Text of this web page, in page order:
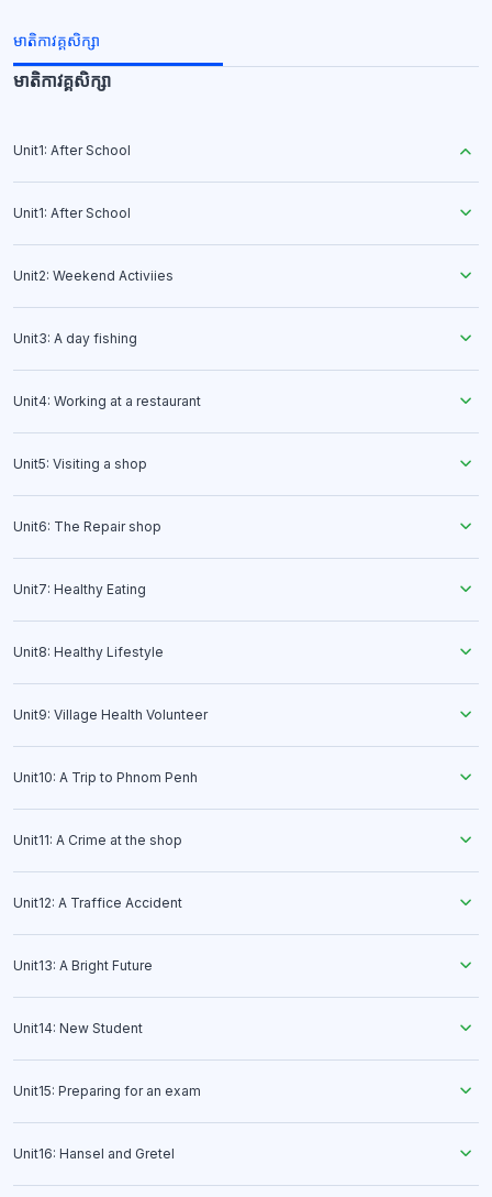
មាតិកាវគ្គសិក្សា
មាតិកាវគ្គសិក្សា
Unit1: After School
Unit1: After School
Unit2: Weekend Activiies
Unit3: A day fishing
Unit4: Working at a restaurant
Unit5: Visiting a shop
Unit6: The Repair shop
Unit7: Healthy Eating
Unit8: Healthy Lifestyle
Unit9: Village Health Volunteer
Unit10: A Trip to Phnom Penh
Unit11: A Crime at the shop
Unit12: A Traffice Accident
Unit13: A Bright Future
Unit14: New Student
Unit15: Preparing for an exam
Unit16: Hansel and Gretel